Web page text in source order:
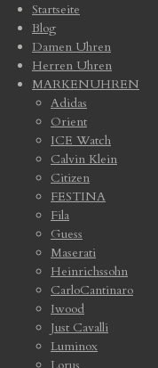
Startseite
Blog
Damen Uhren
Herren Uhren
MARKENUHREN
Adidas
Orient
ICE Watch
Calvin Klein
Citizen
FESTINA
Fila
Guess
Maserati
Heinrichssohn
CarloCantinaro
Iwood
Just Cavalli
Luminox